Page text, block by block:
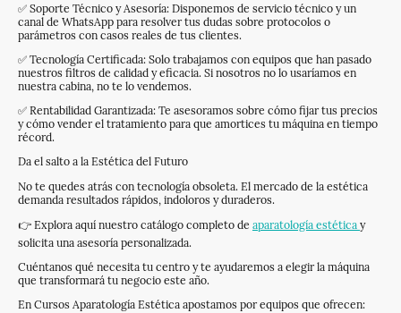
✅ Soporte Técnico y Asesoría: Disponemos de servicio técnico y un
canal de WhatsApp para resolver tus dudas sobre protocolos o
parámetros con casos reales de tus clientes.
✅ Tecnología Certificada: Solo trabajamos con equipos que han pasado
nuestros filtros de calidad y eficacia. Si nosotros no lo usaríamos en
nuestra cabina, no te lo vendemos.
✅ Rentabilidad Garantizada: Te asesoramos sobre cómo fijar tus precios
y cómo vender el tratamiento para que amortices tu máquina en tiempo
récord.
Da el salto a la Estética del Futuro
No te quedes atrás con tecnología obsoleta. El mercado de la estética
demanda resultados rápidos, indoloros y duraderos.
👉 Explora aquí nuestro catálogo completo de aparatología estética y
solicita una asesoría personalizada.
Cuéntanos qué necesita tu centro y te ayudaremos a elegir la máquina
que transformará tu negocio este año.
En Cursos Aparatología Estética apostamos por equipos que ofrecen: